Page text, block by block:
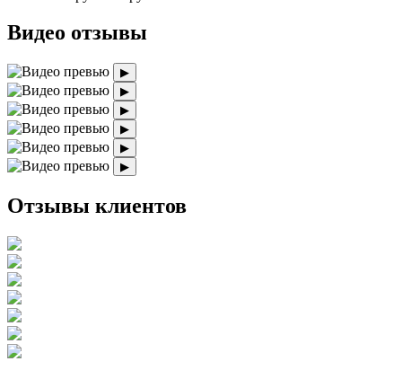
Видео отзывы
▶
▶
▶
▶
▶
▶
Отзывы клиентов